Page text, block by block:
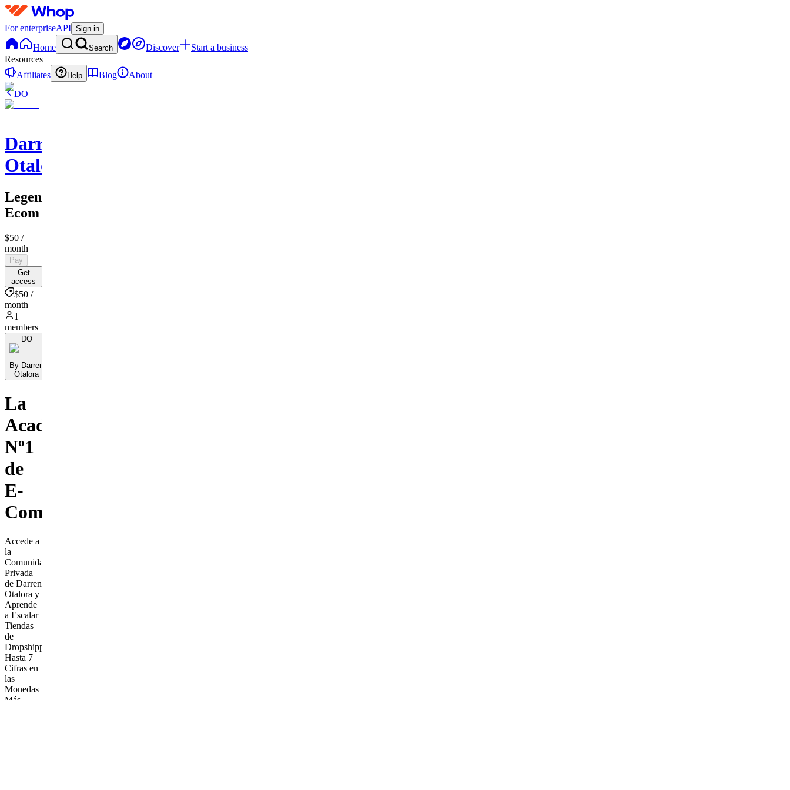
For enterpriseAPI Sign in
Home Search Discover
Start a business
Resources
Affiliates
Help Blog
About
DO
Darren
Otalora
Legendary
Ecom
$50 /
month
Pay
Get
access
$50 /
month
1
members
DO
By Darren
Otalora
La
Academia
Nº1
de
E-
Commerce
Accede a
la
Comunidad
Privada
de Darren
Otalora y
Aprende
a Escalar
Tiendas
de
Dropshipping
Hasta 7
Cifras en
las
Monedas
Más